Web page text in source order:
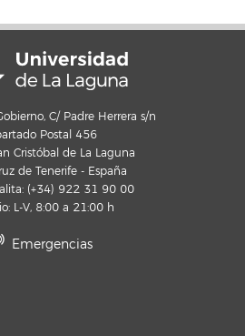
C/ Padre Herrera s/n
Postal 456
Cristóbal de La Laguna
de Tenerife - España
(+34) 922 31 90 00
L-V, 8:00 a 21:00 h
Emergencias